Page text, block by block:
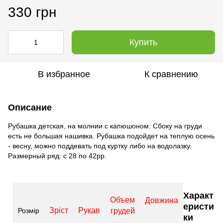
330 грн
Купить
В избранное К сравнению
Описание
Рубашка детская, на молнии с капюшоном. Сбоку на груди
есть не большая нашивка. Рубашка подойдет на теплую осень
- весну, можно поддевать под куртку либо на водолазку.
Размерный ряд: с 28 по 42рр.
Розмір Зріст Рукав
Объем
грудей
Довжина
Характ
еристи
ки